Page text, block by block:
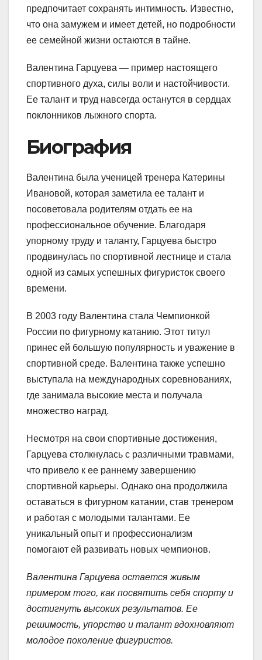
предпочитает сохранять интимность. Известно,
что она замужем и имеет детей, но подробности
ее семейной жизни остаются в тайне.
Валентина Гарцуева — пример настоящего
спортивного духа, силы воли и настойчивости.
Ее талант и труд навсегда останутся в сердцах
поклонников лыжного спорта.
Биография
Валентина была ученицей тренера Катерины
Ивановой, которая заметила ее талант и
посоветовала родителям отдать ее на
профессиональное обучение. Благодаря
упорному труду и таланту, Гарцуева быстро
продвинулась по спортивной лестнице и стала
одной из самых успешных фигуристок своего
времени.
В 2003 году Валентина стала Чемпионкой
России по фигурному катанию. Этот титул
принес ей большую популярность и уважение в
спортивной среде. Валентина также успешно
выступала на международных соревнованиях,
где занимала высокие места и получала
множество наград.
Несмотря на свои спортивные достижения,
Гарцуева столкнулась с различными травмами,
что привело к ее раннему завершению
спортивной карьеры. Однако она продолжила
оставаться в фигурном катании, став тренером
и работая с молодыми талантами. Ее
уникальный опыт и профессионализм
помогают ей развивать новых чемпионов.
Валентина Гарцуева остается живым
примером того, как посвятить себя спорту и
достигнуть высоких результатов. Ее
решимость, упорство и талант вдохновляют
молодое поколение фигуристов.